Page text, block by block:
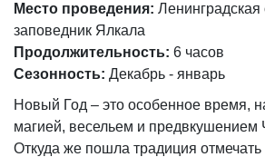
Место проведения: Ленинградская
заповедник Ялкала
Продолжительность: 6 часов
Сезонность: Декабрь - январь
Новый Год – это особенное время,
магией, весельем и предвкушением
Откуда же пошла традиция отмечать